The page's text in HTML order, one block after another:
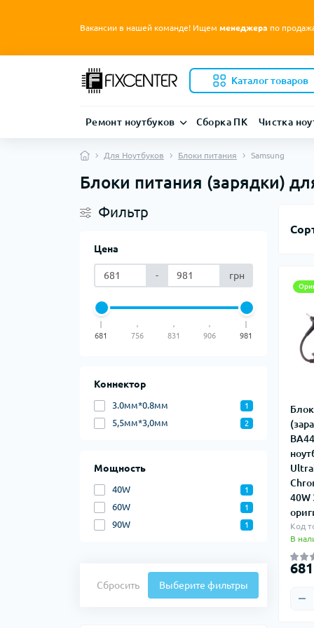
Вакансии в нашей команде! Ищем менеджера по
Каталог товаров
Ремонт ноутбуков Сборка ПК Чистка
Для Ноутбуков Блоки питания Samsung
Блоки питания (зарядки)
Фильтр
Цена
- грн
681 756 831 906 981
Коннектор
3.0мм*0.8мм 1
5,5мм*3,0мм 2
Мощность
40W 1
60W 1
90W 1
Сбросить Выберите фильтры
Код
В